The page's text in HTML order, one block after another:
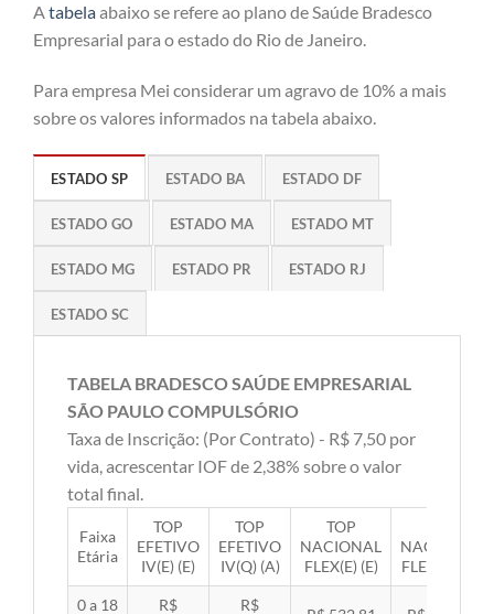
Atabelaabaixo se refere ao plano de Saúde Bradesco
Empresarial para o estado do Rio de Janeiro.
Para empresa Mei considerar um agravo de 10% a mais
sobre os valores informados na tabela abaixo.
ESTADO SP ESTADO BA ESTADO DF
ESTADO GO ESTADO MA ESTADO MT
ESTADO MG ESTADO PR ESTADO RJ
ESTADO SC
TABELA BRADESCO SAÚDE EMPRESARIAL
SÃO PAULO COMPULSÓRIO
Taxa de Inscrição: (Por Contrato) - R$ 7,50 por
vida, acrescentar IOF de 2,38% sobre o valor
total final.
Faixa
Etária
TOP
EFETIVO
IV(E) (E)
TOP
EFETIVO
IV(Q) (A)
TOP
NACIONAL
FLEX(E) (E)
NACIONAL
FLEX(Q) (A)
0 a 18 R$ R$